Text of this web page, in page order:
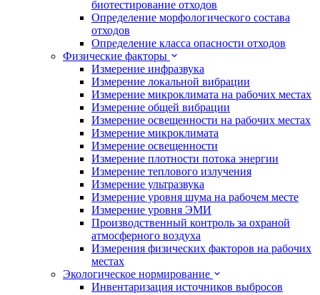
биотестирование отходов
Определение морфологического состава
отходов
Определение класса опасности отходов
Физические факторы
Измерение инфразвука
Измерение локальной вибрации
Измерение микроклимата на рабочих местах
Измерение общей вибрации
Измерение освещенности на рабочих местах
Измерение микроклимата
Измерение освещенности
Измерение плотности потока энергии
Измерение теплового излучения
Измерение ультразвука
Измерение уровня шума на рабочем месте
Измерение уровня ЭМИ
Производственный контроль за охраной
атмосферного воздуха
Измерения физических факторов на рабочих
местах
Экологическое нормирование
Инвентаризация источников выбросов